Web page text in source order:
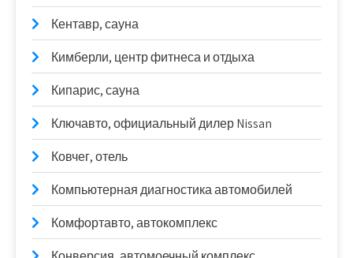
Кентавр, сауна
Кимберли, центр фитнеса и отдыха
Кипарис, сауна
Ключавто, официальный дилер Nissan
Ковчег, отель
Компьютерная диагностика автомобилей
Комфортавто, автокомплекс